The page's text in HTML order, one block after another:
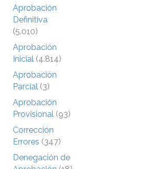
Aprobación
Definitiva
(5.010)
Aprobación
Inicial (4.814)
Aprobación
Parcial (3)
Aprobación
Provisional (93)
Corrección
Errores (347)
Denegación de